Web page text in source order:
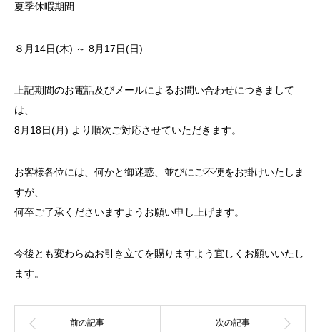
夏季休暇期間
８月14日(木) ～ 8月17日(日)
上記期間のお電話及びメールによるお問い合わせにつきまして
は、
8月18日(月) より順次ご対応させていただきます。
お客様各位には、何かと御迷惑、並びにご不便をお掛けいたしま
すが、
何卒ご了承くださいますようお願い申し上げます。
今後とも変わらぬお引き立てを賜りますよう宜しくお願いいたし
ます。